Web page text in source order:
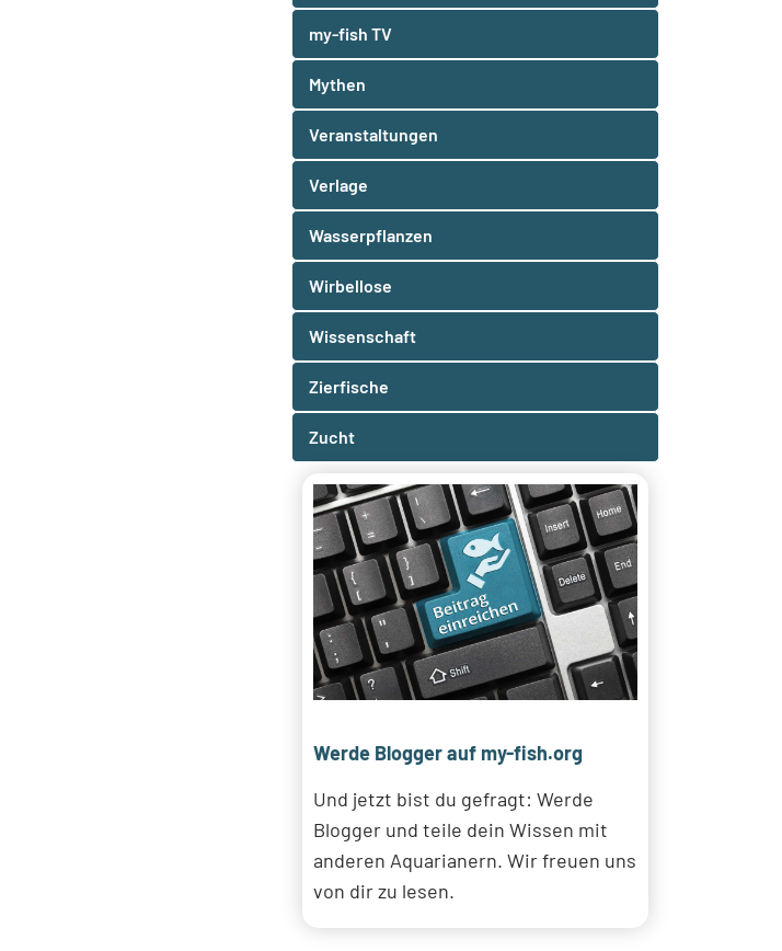
my-fish TV
Mythen
Veranstaltungen
Verlage
Wasserpflanzen
Wirbellose
Wissenschaft
Zierfische
Zucht
Werde Blogger auf my-fish.org
Und jetzt bist du gefragt: Werde
Blogger und teile dein Wissen mit
anderen Aquarianern. Wir freuen uns
von dir zu lesen.